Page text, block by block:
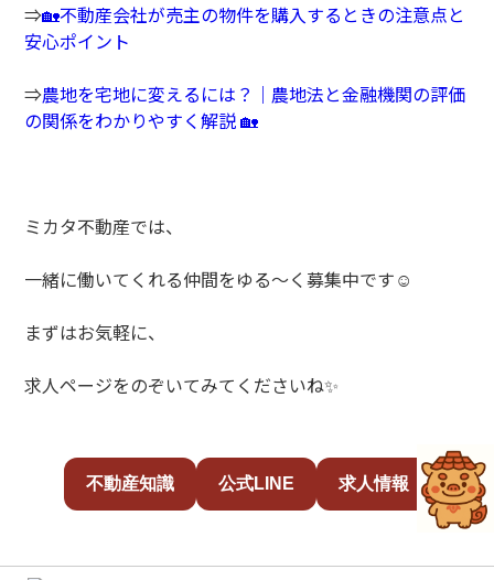
⇒🏡不動産会社が売主の物件を購入するときの注意点と
安心ポイント
⇒農地を宅地に変えるには？｜農地法と金融機関の評価
の関係をわかりやすく解説 🏡
ミカタ不動産では、
一緒に働いてくれる仲間をゆる～く募集中です☺️
まずはお気軽に、
求人ページをのぞいてみてくださいね✨
不動産知識 公式LINE 求人情報